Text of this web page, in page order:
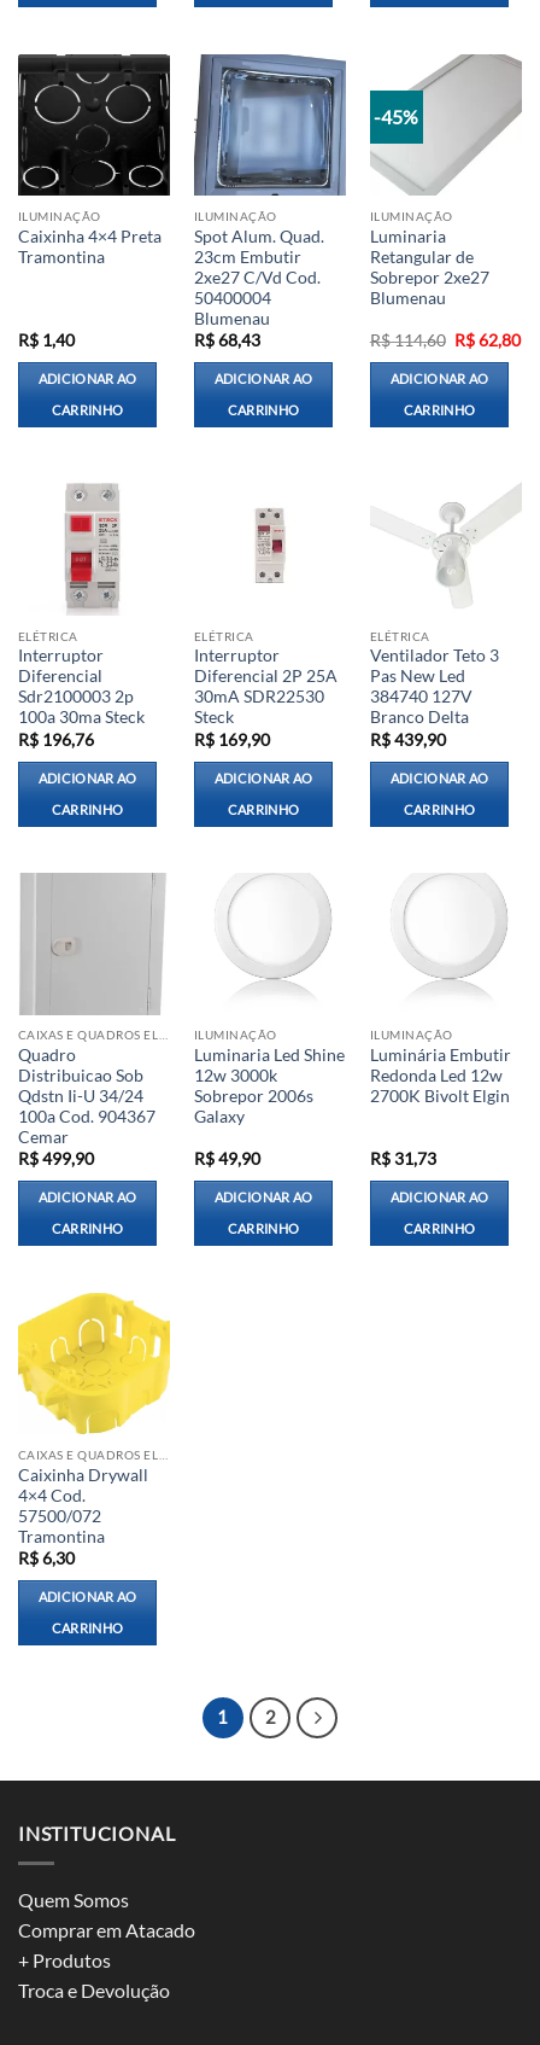
ILUMINAÇÃO
Caixinha 4×4 Preta
Tramontina
R$1,40
ADICIONAR AO
CARRINHO
ILUMINAÇÃO
Spot Alum. Quad.
23cm Embutir
2xe27 C/Vd Cod.
50400004
Blumenau
R$68,43
ADICIONAR AO
CARRINHO
-45%
ILUMINAÇÃO
Luminaria
Retangular de
Sobrepor 2xe27
Blumenau
R$114,60 O
preço
original
era:
R$ 114,60.
R$62,80O
ADICIONAR AO
CARRINHO
ELÉTRICA
Interruptor
Diferencial
Sdr2100003 2p
100a 30ma Steck
R$196,76
ADICIONAR AO
CARRINHO
ELÉTRICA
Interruptor
Diferencial 2P 25A
30mA SDR22530
Steck
R$169,90
ADICIONAR AO
CARRINHO
ELÉTRICA
Ventilador Teto 3
Pas New Led
384740 127V
Branco Delta
R$439,90
ADICIONAR AO
CARRINHO
Quadro
Distribuicao Sob
Qdstn Ii-U 34/24
100a Cod. 904367
Cemar
R$499,90
ADICIONAR AO
CARRINHO
ILUMINAÇÃO
Luminaria Led Shine
12w 3000k
Sobrepor 2006s
Galaxy
R$49,90
ADICIONAR AO
CARRINHO
ILUMINAÇÃO
Luminária Embutir
Redonda Led 12w
2700K Bivolt Elgin
R$31,73
ADICIONAR AO
CARRINHO
Caixinha Drywall
4×4 Cod.
57500/072
Tramontina
R$6,30
ADICIONAR AO
CARRINHO
1 2
INSTITUCIONAL
Quem Somos
Comprar em Atacado
+ Produtos
Troca e Devolução